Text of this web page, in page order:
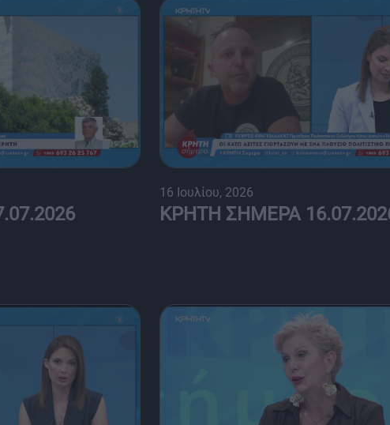
16 Ιουλίου, 2026
ΚΡΗΤΗ ΣΗΜΕΡΑ